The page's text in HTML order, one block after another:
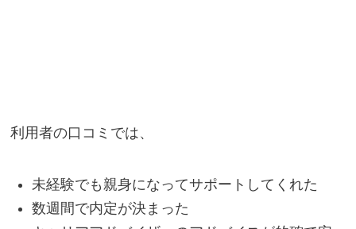
利用者の口コミでは、
未経験でも親身になってサポートしてくれた
数週間で内定が決まった